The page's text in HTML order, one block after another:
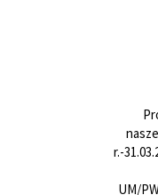
r.-
UM/